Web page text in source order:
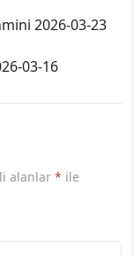
2026-03-23
03-16
alanlar* ile